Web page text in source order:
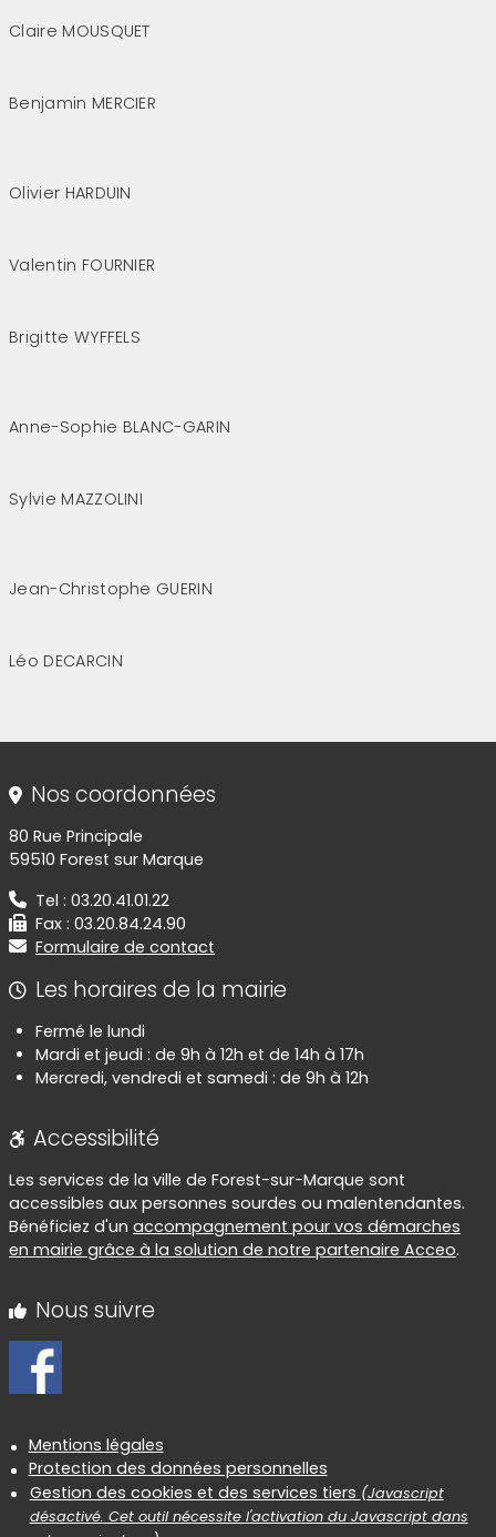
Claire MOUSQUET
Benjamin MERCIER
Olivier HARDUIN
Valentin FOURNIER
Brigitte WYFFELS
Anne-Sophie BLANC-GARIN
Sylvie MAZZOLINI
Jean-Christophe GUERIN
Léo DECARCIN
Informations de contact
Nos coordonnées
80 Rue Principale
59510 Forest sur Marque
Tel : 03.20.41.01.22
Fax : 03.20.84.24.90
Formulaire de contact
Les horaires de la mairie
Fermé le lundi
Mardi et jeudi : de 9h à 12h et de 14h à 17h
Mercredi, vendredi et samedi : de 9h à 12h
Accessibilité
Les services de la ville de Forest-sur-Marque sont
accessibles aux personnes sourdes ou malentendantes.
Bénéficiez d'un accompagnement pour vos démarches
en mairie grâce à la solution de notre partenaire Acceo.
Nous suivre
Informations réglementaires
Mentions légales
Protection des données personnelles
Gestion des cookies et des services tiers (Javascript
désactivé. Cet outil nécessite l'activation du Javascript dans